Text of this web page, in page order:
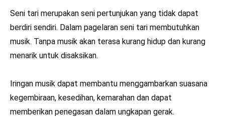
Seni tari merupakan seni pertunjukan yang tidak dapat
berdiri sendiri. Dalam pagelaran seni tari membutuhkan
musik. Tanpa musik akan terasa kurang hidup dan kurang
menarik untuk disaksikan.
Iringan musik dapat membantu menggambarkan suasana
kegembiraan, kesedihan, kemarahan dan dapat
memberikan penegasan dalam ungkapan gerak.